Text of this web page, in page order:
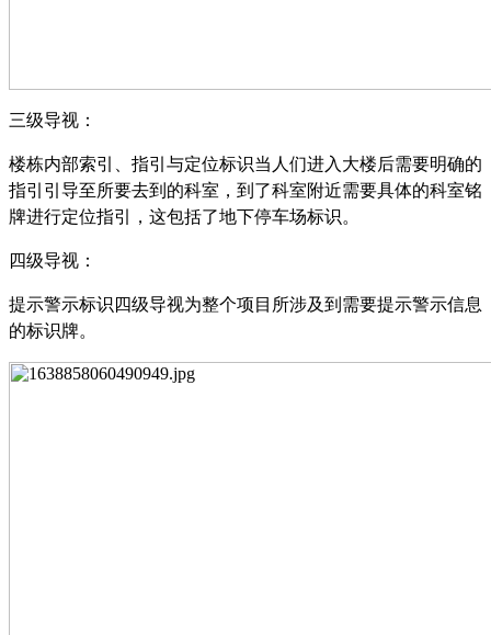
三级导视：
楼栋内部索引、指引与定位标识当人们进入大楼后需要明确的
指引引导至所要去到的科室，到了科室附近需要具体的科室铭
牌进行定位指引，这包括了地下停车场标识。
四级导视：
提示警示标识四级导视为整个项目所涉及到需要提示警示信息
的标识牌。